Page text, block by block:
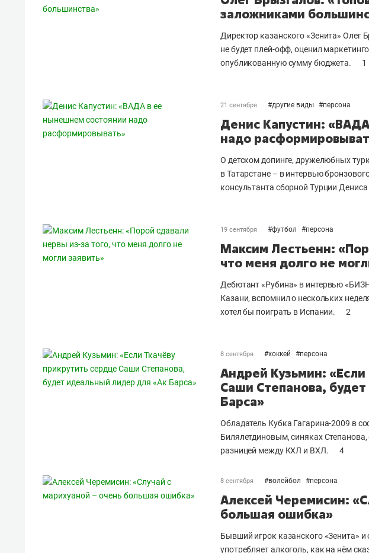
заложниками
Директор казанского «Зенита» Олег
не будет плей-офф, оценил
опубликованную сумму бюджета.
1
21 сентября #другие виды #персона
Денис Капустин:
надо
О детском допинге, дружелюбных
в Татарстане – в интервью
консультанта сборной Турции
19 сентября #футбол #персона
Максим Лестьенн:
что меня долго не
Дебютант «Рубина» в интервью
Казани, вспомнил о нескольких
хотел бы поиграть в Испании.
2
8 сентября #хоккей #персона
Андрей Кузьмин:
Саши Степанова,
Барса»
Обладатель Кубка Гагарина-2009 в
Билялетдиновым, синяках
разницей между КХЛ и ВХЛ.
4
8 сентября #волейбол #персона
Алексей Черемисин:
большая ошибка»
Бывший игрок казанского «Зенита»
употребляет алкоголь, как на нём